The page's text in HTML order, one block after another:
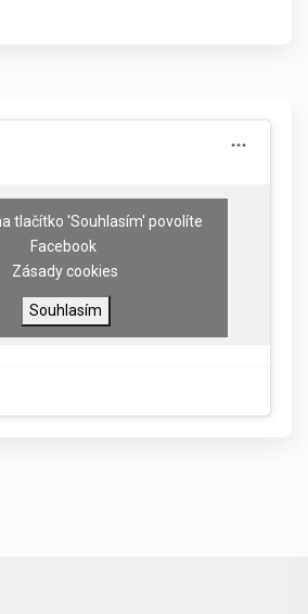
tlačítko 'Souhlasím' povolíte
Facebook
Zásady cookies
Souhlasím